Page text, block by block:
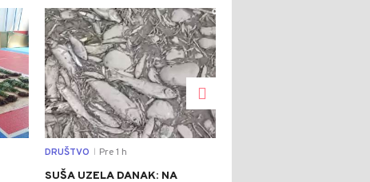
0 0
DRUŠTVO Pre 1 h
SUŠA UZELA DANAK: NA